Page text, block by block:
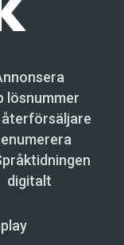
lösnummer
digitalt